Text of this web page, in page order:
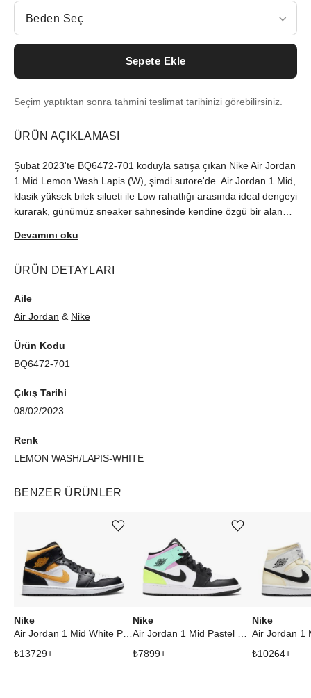
Beden Seç
Beden Seç
Sepete Ekle
Seçim yaptıktan sonra tahmini teslimat tarihinizi görebilirsiniz.
ÜRÜN AÇIKLAMASI
Şubat 2023'te BQ6472-701 koduyla satışa çıkan Nike Air Jordan
1 Mid Lemon Wash Lapis (W), şimdi sutore'de. Air Jordan 1 Mid,
klasik yüksek bilek silueti ile Low rahatlığı arasında ideal dengeyi
kurarak, günümüz sneaker sahnesinde kendine özgü bir alan
gönderilir.
Devamını oku
ÜRÜN DETAYLARI
Aile
Air Jordan & Nike
Ürün Kodu
BQ6472-701
Çıkış Tarihi
08/02/2023
Renk
LEMON WASH/LAPIS-WHITE
BENZER ÜRÜNLER
Nike
₺13729+
Ürünü istek listesine ekle veya listeden çıkar
Nike
₺7899+
Ürünü istek listesine ekle veya listeden çıkar
Nike
₺10264+